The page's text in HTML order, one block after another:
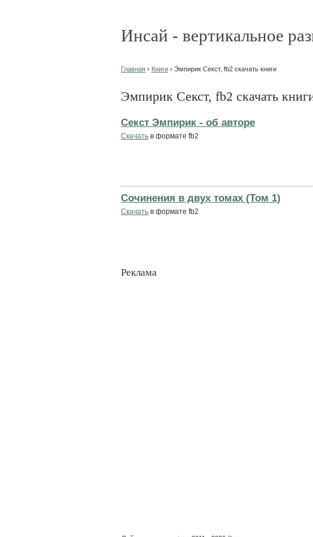
Инсай - вертикальное
Главная › Книги › Эмпирик Секст, fb2 скачать книги
Эмпирик Секст, fb2 скачать
Секст Эмпирик - об авторе
Скачать в формате fb2
Сочинения в двух томах (Том 1)
Скачать в формате fb2
Реклама